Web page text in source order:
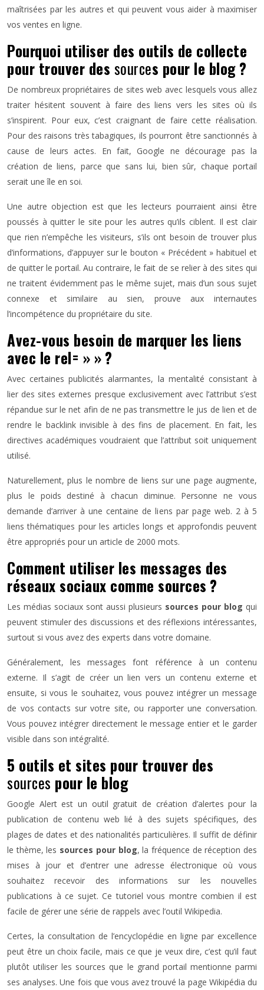
maîtrisées par les autres et qui peuvent vous aider à maximiser
vos ventes en ligne.
Pourquoi utiliser des outils de collecte
pour trouver des sources pour le blog ?
De nombreux propriétaires de sites web avec lesquels vous allez
traiter hésitent souvent à faire des liens vers les sites où ils
s’inspirent. Pour eux, c’est craignant de faire cette réalisation.
Pour des raisons très tabagiques, ils pourront être sanctionnés à
cause de leurs actes. En fait, Google ne décourage pas la
création de liens, parce que sans lui, bien sûr, chaque portail
serait une île en soi.
Une autre objection est que les lecteurs pourraient ainsi être
poussés à quitter le site pour les autres qu’ils ciblent. Il est clair
que rien n’empêche les visiteurs, s’ils ont besoin de trouver plus
d’informations, d’appuyer sur le bouton « Précédent » habituel et
de quitter le portail. Au contraire, le fait de se relier à des sites qui
ne traitent évidemment pas le même sujet, mais d’un sous sujet
connexe et similaire au sien, prouve aux internautes
l’incompétence du propriétaire du site.
Avez-vous besoin de marquer les liens
avec le rel= » » ?
Avec certaines publicités alarmantes, la mentalité consistant à
lier des sites externes presque exclusivement avec l’attribut s’est
répandue sur le net afin de ne pas transmettre le jus de lien et de
rendre le backlink invisible à des fins de placement. En fait, les
directives académiques voudraient que l’attribut soit uniquement
utilisé.
Naturellement, plus le nombre de liens sur une page augmente,
plus le poids destiné à chacun diminue. Personne ne vous
demande d’arriver à une centaine de liens par page web. 2 à 5
liens thématiques pour les articles longs et approfondis peuvent
être appropriés pour un article de 2000 mots.
Comment utiliser les messages des
réseaux sociaux comme sources ?
Les médias sociaux sont aussi plusieurs sources pour blog qui
peuvent stimuler des discussions et des réflexions intéressantes,
surtout si vous avez des experts dans votre domaine.
Généralement, les messages font référence à un contenu
externe. Il s’agit de créer un lien vers un contenu externe et
ensuite, si vous le souhaitez, vous pouvez intégrer un message
de vos contacts sur votre site, ou rapporter une conversation.
Vous pouvez intégrer directement le message entier et le garder
visible dans son intégralité.
5 outils et sites pour trouver des
sources pour le blog
Google Alert est un outil gratuit de création d’alertes pour la
publication de contenu web lié à des sujets spécifiques, des
plages de dates et des nationalités particulières. Il suffit de définir
le thème, les sources pour blog, la fréquence de réception des
mises à jour et d’entrer une adresse électronique où vous
souhaitez recevoir des informations sur les nouvelles
publications à ce sujet. Ce tutoriel vous montre combien il est
facile de gérer une série de rappels avec l’outil Wikipedia.
Certes, la consultation de l’encyclopédie en ligne par excellence
peut être un choix facile, mais ce que je veux dire, c’est qu’il faut
plutôt utiliser les sources que le grand portail mentionne parmi
ses analyses. Une fois que vous avez trouvé la page Wikipédia du